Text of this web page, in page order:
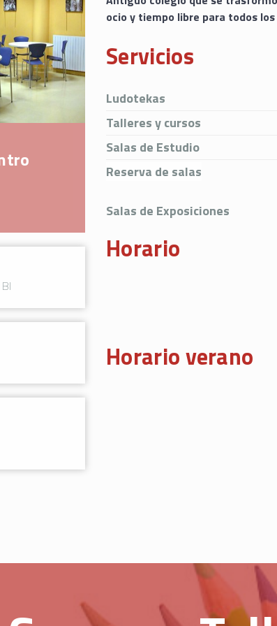
ocio y tiempo libre para todos
Servicios
Ludotekas
Talleres y cursos
Salas de Estudio
Reserva de salas
Salas de Exposiciones
Horario
Horario verano